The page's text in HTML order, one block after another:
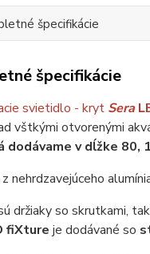
špecifikácie
špecifikácie
svietidlo - kryt Sera
vštkými otvorenými
dodávame v dĺžke 80,
nehrdzavejúceho
držiaky so skrutkami,
fiXture je dodávané so